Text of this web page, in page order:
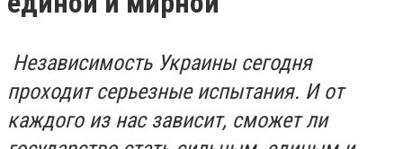
Независимость Украины сегодня
проходит серьезные испытания. И от
каждого из нас зависит, сможет ли